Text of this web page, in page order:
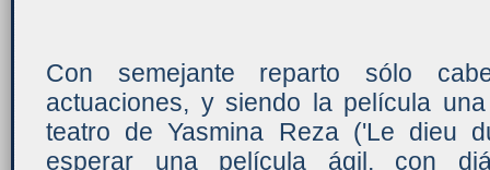
Con semejante reparto sólo
actuaciones, y siendo la película
teatro de Yasmina Reza ('Le dieu
esperar una película ágil, con